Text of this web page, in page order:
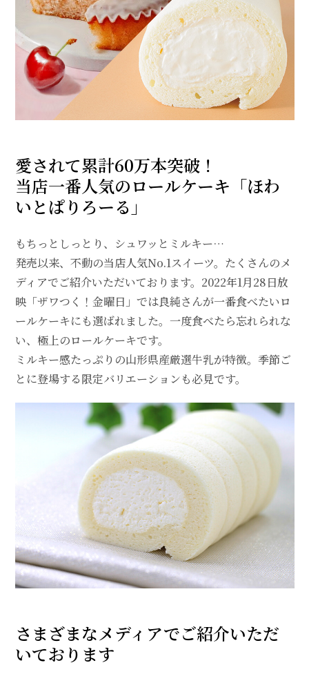
愛されて累計60万本突破！
当店一番人気のロールケーキ「ほわ
いとぱりろーる」
もちっとしっとり、シュワッとミルキー…
発売以来、不動の当店人気No.1スイーツ。たくさんのメ
ディアでご紹介いただいております。2022年1月28日放
映「ザワつく！金曜日」では良純さんが一番食べたいロ
ールケーキにも選ばれました。一度食べたら忘れられな
い、極上のロールケーキです。
ミルキー感たっぷりの山形県産厳選牛乳が特徴。季節ご
とに登場する限定バリエーションも必見です。
さまざまなメディアでご紹介いただ
いております